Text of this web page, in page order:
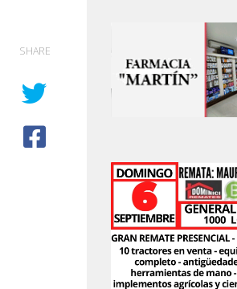
SHARE